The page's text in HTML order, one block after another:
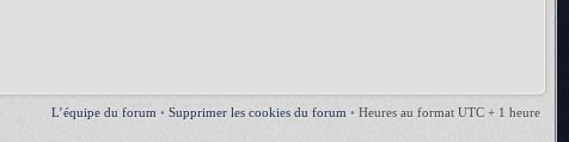
L’équipe du forum • Supprimer les cookies du forum • Heures au format UTC + 1 heure